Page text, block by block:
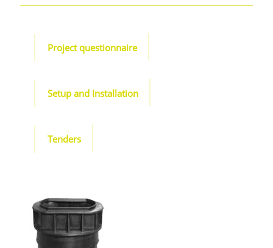
Project questionnaire
Setup and Installation
Tenders